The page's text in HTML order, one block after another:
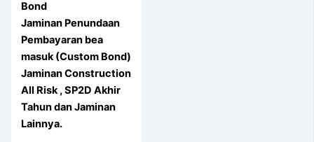
Bond
Jaminan Penundaan
Pembayaran bea
masuk (Custom Bond)
Jaminan Construction
All Risk , SP2D Akhir
Tahun dan Jaminan
Lainnya.